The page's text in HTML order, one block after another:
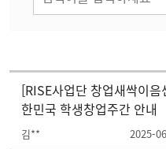
[RISE사업단 창업새싹이
한민국 학생창업주간 안내
김** 2025-